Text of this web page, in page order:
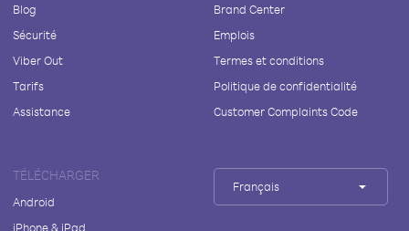
Blog
Sécurité
Viber Out
Tarifs
Assistance
Brand Center
Emplois
Termes et conditions
Politique de confidentialité
Customer Complaints Code
TÉLÉCHARGER
Android
iPhone & iPad
Français